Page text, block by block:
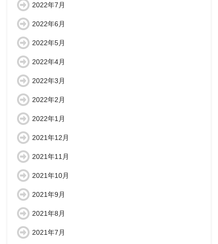
2022年7月
2022年6月
2022年5月
2022年4月
2022年3月
2022年2月
2022年1月
2021年12月
2021年11月
2021年10月
2021年9月
2021年8月
2021年7月